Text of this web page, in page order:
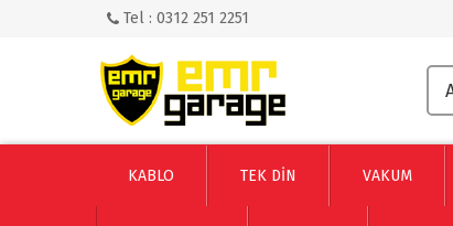
Tel : 0312 251 2251
KABLO TEK DİN VAKUM